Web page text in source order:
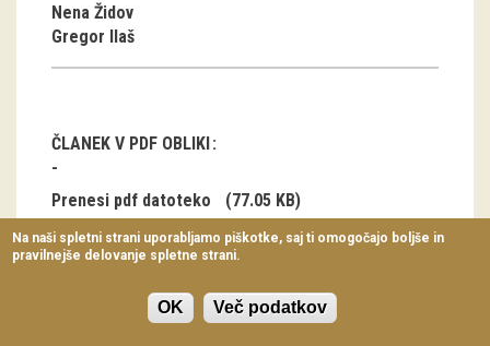
Arhiv razstav
dogodki
Koledar dogodkov
Prireditve
Predavanja
Delavnice
Vodeni ogledi
Nena Židov
Gregor Ilaš
ČLANEK V PDF OBLIKI
Prenesi pdf datoteko (77.05 KB)
Uvodna beseda
Na naši spletni strani uporabljamo piškotke, saj ti omogočajo boljše in
pravilnejše delovanje spletne strani.
OK Več podatkov